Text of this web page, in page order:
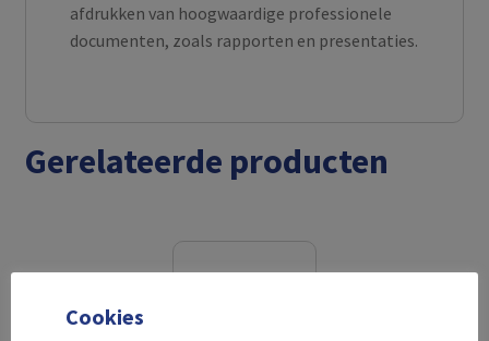
afdrukken van hoogwaardige professionele
documenten, zoals rapporten en presentaties.
Gerelateerde producten
Cookies